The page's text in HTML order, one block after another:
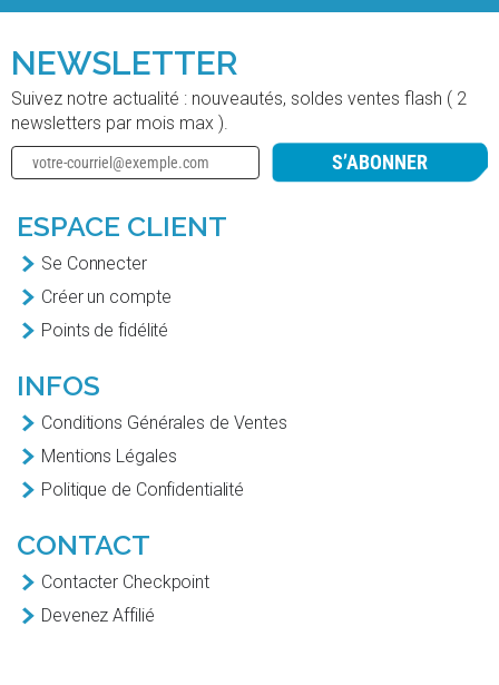
NEWSLETTER
Suivez notre actualité : nouveautés, soldes ventes flash ( 2
newsletters par mois max ).
S’ABONNER
ESPACE CLIENT
Se Connecter
Créer un compte
Points de fidélité
INFOS
Conditions Générales de Ventes
Mentions Légales
Politique de Confidentialité
CONTACT
Contacter Checkpoint
Devenez Affilié